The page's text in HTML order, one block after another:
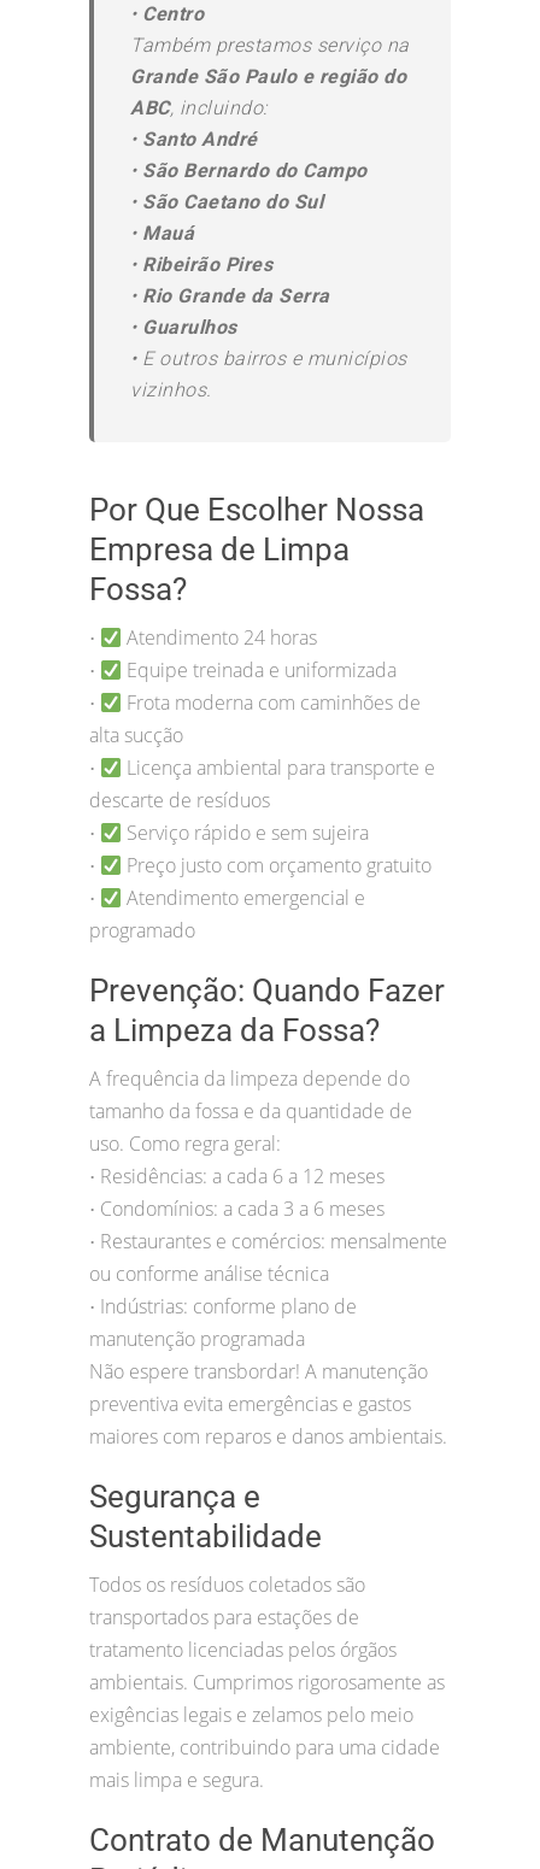
• Centro
Também prestamos serviço na
Grande São Paulo e região do
ABC, incluindo:
• Santo André
• São Bernardo do Campo
• São Caetano do Sul
• Mauá
• Ribeirão Pires
• Rio Grande da Serra
• Guarulhos
• E outros bairros e municípios
vizinhos.
Por Que Escolher Nossa
Empresa de Limpa
Fossa?
• Atendimento 24 horas
• Equipe treinada e uniformizada
•
Frota moderna com caminhões de
alta sucção
•
Licença ambiental para transporte e
descarte de resíduos
• Serviço rápido e sem sujeira
• Preço justo com orçamento gratuito
•
Atendimento emergencial e
programado
Prevenção: Quando Fazer
a Limpeza da Fossa?
A frequência da limpeza depende do
tamanho da fossa e da quantidade de
uso. Como regra geral:
• Residências: a cada 6 a 12 meses
• Condomínios: a cada 3 a 6 meses
• Restaurantes e comércios: mensalmente
ou conforme análise técnica
• Indústrias: conforme plano de
manutenção programada
Não espere transbordar! A manutenção
preventiva evita emergências e gastos
maiores com reparos e danos ambientais.
Segurança e
Sustentabilidade
Todos os resíduos coletados são
transportados para estações de
tratamento licenciadas pelos órgãos
ambientais. Cumprimos rigorosamente as
exigências legais e zelamos pelo meio
ambiente, contribuindo para uma cidade
mais limpa e segura.
Contrato de Manutenção